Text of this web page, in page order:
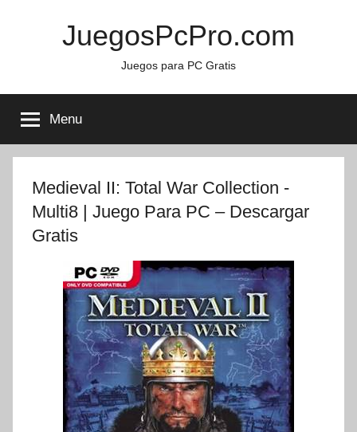
JuegosPcPro.com
Juegos para PC Gratis
Menu
Medieval II: Total War Collection -
Multi8 | Juego Para PC – Descargar
Gratis